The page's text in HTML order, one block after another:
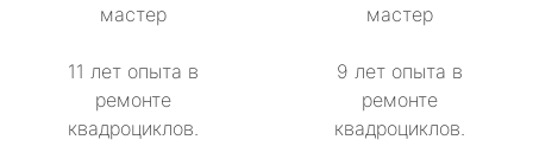
мастер
11 лет опыта в
ремонте
квадроциклов.
мастер
9 лет опыта в
ремонте
квадроциклов.